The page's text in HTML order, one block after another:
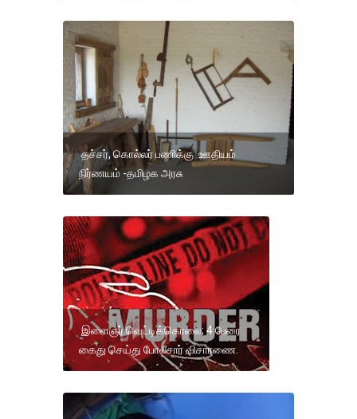
தச்சர், கொல்லர் பணிக்கு ஊதியம்
நிர்ணயம் -தமிழக அரசு
இளைஞர் வெட்டிக்கொலை; 4 பேரை
கைது செய்து போலீசார் விசாரணை.